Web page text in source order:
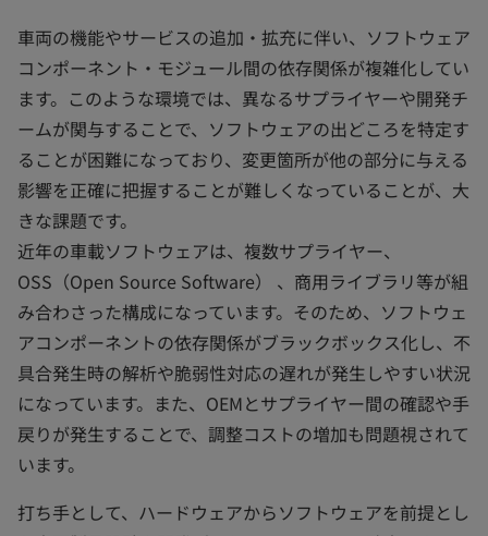
車両の機能やサービスの追加・拡充に伴い、ソフトウェア
コンポーネント・モジュール間の依存関係が複雑化してい
ます。このような環境では、異なるサプライヤーや開発チ
ームが関与することで、ソフトウェアの出どころを特定す
ることが困難になっており、変更箇所が他の部分に与える
影響を正確に把握することが難しくなっていることが、大
きな課題です。
近年の車載ソフトウェアは、複数サプライヤー、
OSS（Open Source Software） 、商用ライブラリ等が組
み合わさった構成になっています。そのため、ソフトウェ
アコンポーネントの依存関係がブラックボックス化し、不
具合発生時の解析や脆弱性対応の遅れが発生しやすい状況
になっています。また、OEMとサプライヤー間の確認や手
戻りが発生することで、調整コストの増加も問題視されて
います。
打ち手として、ハードウェアからソフトウェアを前提とし